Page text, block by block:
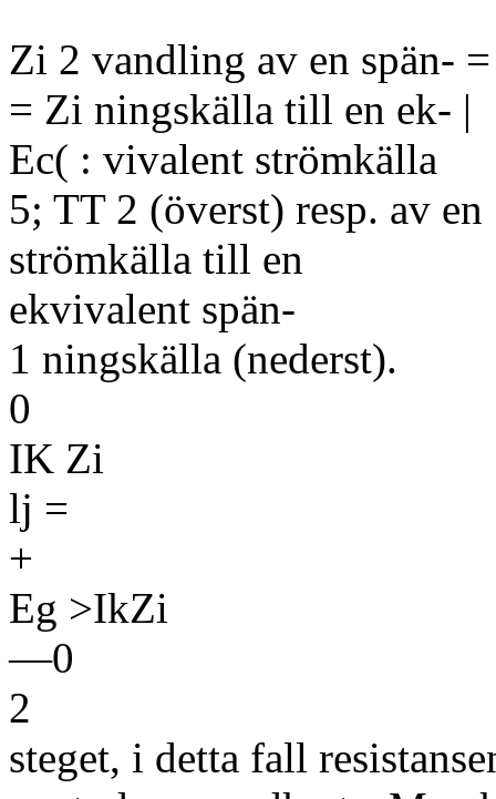
Zi 2 vandling av en spän-
= Zi ningskälla till en ek- |
Ec( : vivalent strömkälla
5; TT 2 (överst) resp. av en
strömkälla till en
ekvivalent spän-
1 ningskälla (nederst).
0
IK Zi
lj =
+
Eg >IkZi
—0
2
steget, i detta fall